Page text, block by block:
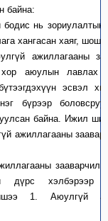
байна:
зориулалтын
хангасан хаяг,
хор аюулын лавлах
эсвэл
бүрээр
байна. Ижил
ажиллагааны
дүрс хэлбэрээр
1. Аюулгүй